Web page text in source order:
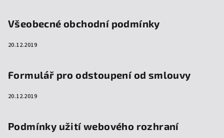
Všeobecné obchodní podmínky
20.12.2019
Formulář pro odstoupení od smlouvy
20.12.2019
Podmínky užití webového rozhraní